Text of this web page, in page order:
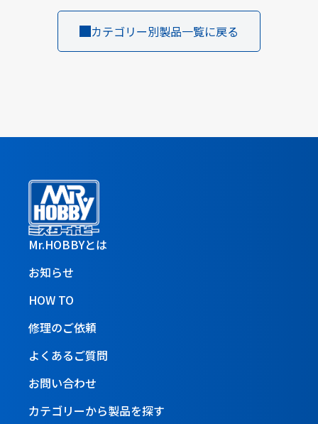
カテゴリー別製品一覧に戻る
Mr.HOBBYとは
お知らせ
HOW TO
修理のご依頼
よくあるご質問
お問い合わせ
カテゴリーから製品を探す